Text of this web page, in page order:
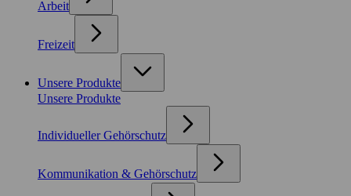
Arbeit
Freizeit
Unsere Produkte
Unsere Produkte
Individueller Gehörschutz
Kommunikation & Gehörschutz